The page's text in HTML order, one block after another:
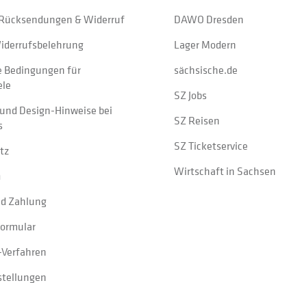
& Widerruf
Bedingungen für
Design-Hinweise bei
Zahlung
DAWO Dresden
Lager Modern
sächsische.de
SZ Jobs
SZ Reisen
SZ Ticketservice
Wirtschaft in Sachsen